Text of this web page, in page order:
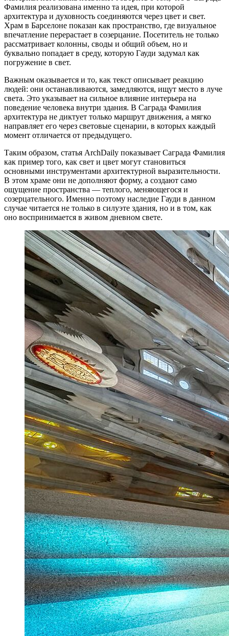
Фамилия реализована именно та идея, при которой
архитектура и духовность соединяются через цвет и свет.
Храм в Барселоне показан как пространство, где визуальное
впечатление перерастает в созерцание. Посетитель не только
рассматривает колонны, своды и общий объем, но и
буквально попадает в среду, которую Гауди задумал как
погружение в свет.
Важным оказывается и то, как текст описывает реакцию
людей: они останавливаются, замедляются, ищут место в луче
света. Это указывает на сильное влияние интерьера на
поведение человека внутри здания. В Саграда Фамилия
архитектура не диктует только маршрут движения, а мягко
направляет его через световые сценарии, в которых каждый
момент отличается от предыдущего.
Таким образом, статья ArchDaily показывает Саграда Фамилия
как пример того, как свет и цвет могут становиться
основными инструментами архитектурной выразительности.
В этом храме они не дополняют форму, а создают само
ощущение пространства — теплого, меняющегося и
созерцательного. Именно поэтому наследие Гауди в данном
случае читается не только в силуэте здания, но и в том, как
оно воспринимается в живом дневном свете.